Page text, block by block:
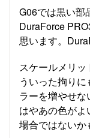
G06では黒い部
DuraForce
思います。
スケールメリ
ういった拘り
ラーを増やせ
はやあの色が
場合ではないか